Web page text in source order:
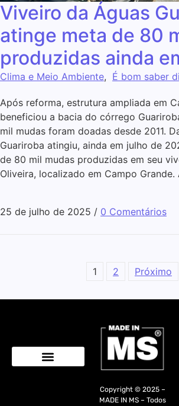
Viveiro da Águas
atinge meta de 80
produzidas ainda
Clima e Meio Ambiente, É bom saber
Após reforma, estrutura ampliada em
beneficiou a bacia do córrego
mil mudas foram doadas desde 2011.
Guariroba atingiu, ainda em julho de
de 80 mil mudas produzidas em seu
Oliveira, localizado em Campo
25 de julho de 2025 / 0 Comentários
1 2 Próximo
Copyright © 2025 –
MADE IN MS – Todos